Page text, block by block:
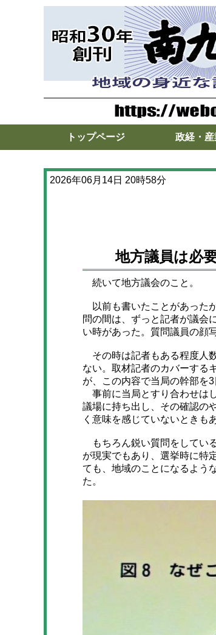
トップページ 政経・産
2026年06月14日 20時58分
地方議員は必
続いて地方議会のこと。
以前も書いたことがあった
問の間は、ずっと記者が議会
い時があった。質問議員の顔
その時は記者もある程度人
ない。取材記者のカバーする
が、この内容で当局の幹部を
事前に当局とすり合わせは
議場に持ち出し、その確認の
く意味を感じていないときも
もちろん鋭い質問をしてい
が現実でもあり、選挙時に特
ても、地域のことになるよう
た。